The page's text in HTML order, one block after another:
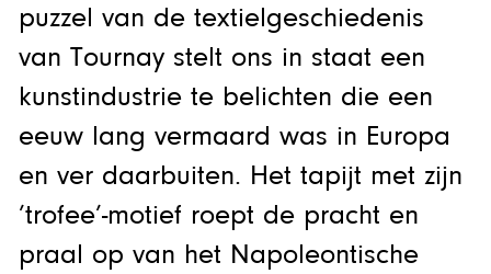
puzzel van de textielgeschiedenis
van Tournay stelt ons in staat een
kunstindustrie te belichten die een
eeuw lang vermaard was in Europa
en ver daarbuiten. Het tapijt met zijn
’trofee’-motief roept de pracht en
praal op van het Napoleontische